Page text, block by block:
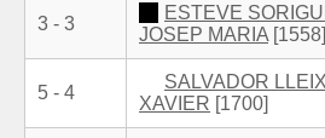
3 - 3
ESTEVE
JOSEP MARIA [1558]
5 - 4
SALVADOR
XAVIER [1700]